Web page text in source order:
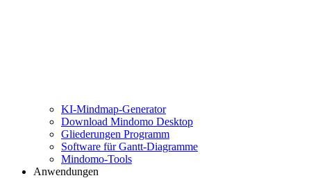
KI-Mindmap-Generator
Download Mindomo Desktop
Gliederungen Programm
Software für Gantt-Diagramme
Mindomo-Tools
Anwendungen